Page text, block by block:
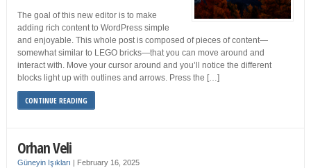
The goal of this new editor is to make
adding rich content to WordPress simple
and enjoyable. This whole post is composed of pieces of content—
somewhat similar to LEGO bricks—that you can move around and
interact with. Move your cursor around and you’ll notice the different
blocks light up with outlines and arrows. Press the […]
CONTINUE READING
Orhan Veli
Güneyin Işıkları | February 16, 2025